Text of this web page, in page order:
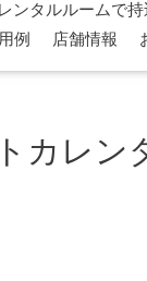
レンタルルームで
例 店舗情報
カレン